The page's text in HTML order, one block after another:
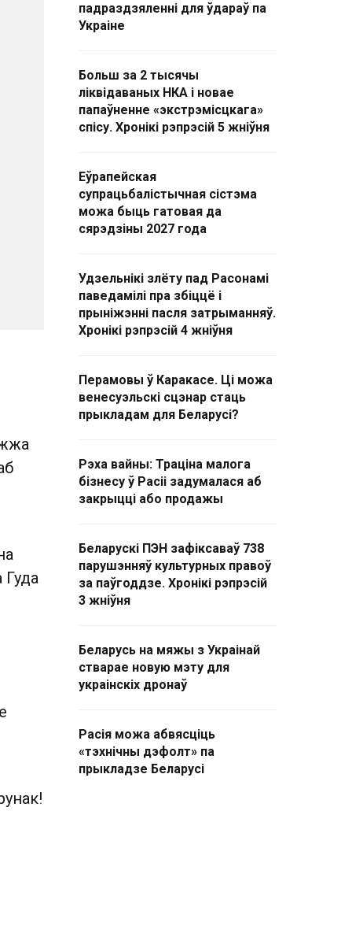
Гуда
падраздзяленні для ўдараў па
Украіне
Больш за 2 тысячы
ліквідаваных НКА і новае
папаўненне «экстрэмісцкага»
спісу. Хронікі рэпрэсій 5 жніўня
Еўрапейская
супрацьбалістычная сістэма
можа быць гатовая да
сярэдзіны 2027 года
Удзельнікі злёту пад Расонамі
паведамілі пра збіццё і
прыніжэнні пасля затрыманняў.
Хронікі рэпрэсій 4 жніўня
Перамовы ў Каракасе. Ці можа
венесуэльскі сцэнар стаць
прыкладам для Беларусі?
Рэха вайны: Траціна малога
бізнесу ў Расіі задумалася аб
закрыцці або продажы
Беларускі ПЭН зафіксаваў 738
парушэнняў культурных правоў
за паўгоддзе. Хронікі рэпрэсій
3 жніўня
Беларусь на мяжы з Украінай
стварае новую мэту для
украінскіх дронаў
Расія можа абвясціць
«тэхнічны дэфолт» па
прыкладзе Беларусі